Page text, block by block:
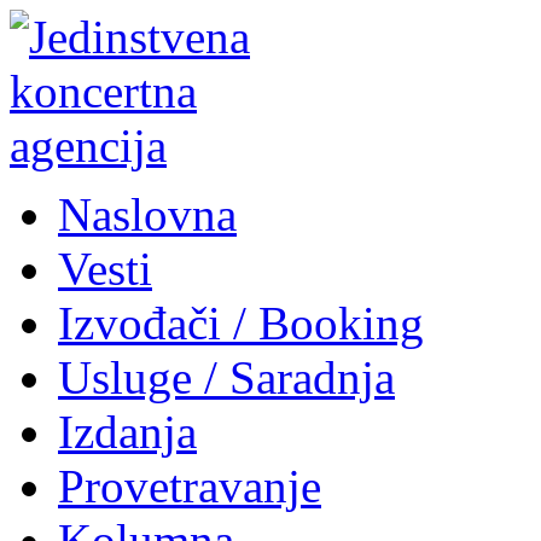
Naslovna
Vesti
Izvođači / Booking
Usluge / Saradnja
Izdanja
Provetravanje